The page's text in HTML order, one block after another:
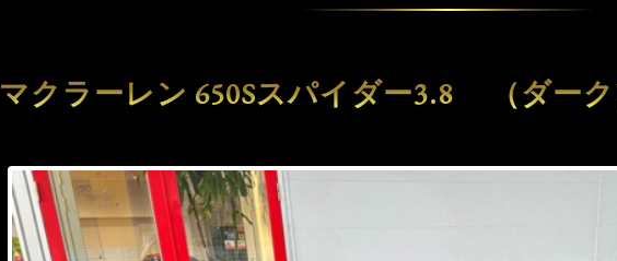
マクラーレン 650Sスパイダー3.8 （ダー